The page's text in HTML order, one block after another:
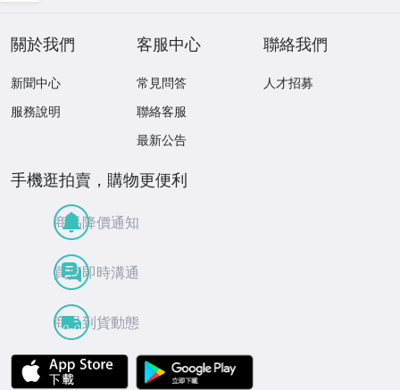
關於我們
新聞中心
服務說明
客服中心
常見問答
聯絡客服
最新公告
聯絡我們
人才招募
手機逛拍賣，購物更便利
商品降價通知
買賣即時溝通
商品到貨動態
APP Store